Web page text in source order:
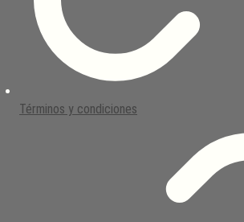
Términos y condiciones